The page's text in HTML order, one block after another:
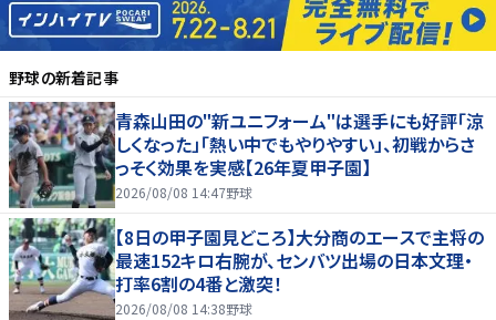
野球の新着記事
青森山田の"新ユニフォーム"は選手にも好評「涼
しくなった」「熱い中でもやりやすい」、初戦からさ
っそく効果を実感【26年夏甲子園】
2026/08/08 14:47野球
【8日の甲子園見どころ】大分商のエースで主将の
最速152キロ右腕が、センバツ出場の日本文理・
打率6割の4番と激突！
2026/08/08 14:38野球